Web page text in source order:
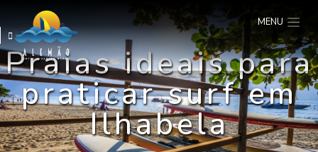
MENU
Praias ideais para
praticar surf em
Ilhabela